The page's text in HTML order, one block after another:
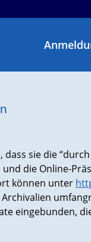
dass sie die
die Online-
können unter
eingebunden,